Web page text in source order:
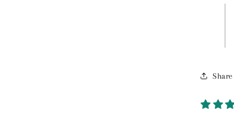
Share